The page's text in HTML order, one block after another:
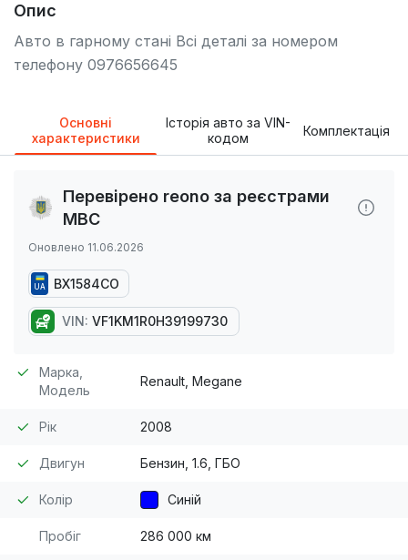
Опис
Авто в гарному стані Всі деталі за номером
телефону 0976656645
Основні
характеристики
Історія авто за VIN-
кодом
Комплектація
Перевірено reono за реєстрами
МВС
Оновлено 11.06.2026
UA BX1584CO
VIN: VF1KM1R0H39199730
Марка,
Модель
Renault, Megane
Рік 2008
Двигун Бензин, 1.6, ГБО
Колір Синій
Пробіг 286 000 км